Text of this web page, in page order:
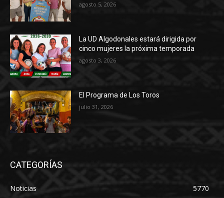
agosto 5, 2026
La UD Algodonales estará dirigida por
cinco mujeres la próxima temporada
agosto 3, 2026
El Programa de Los Toros
julio 31, 2026
CATEGORÍAS
Noticias
5770